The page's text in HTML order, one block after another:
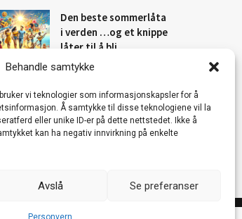
Behandle samtykke
vi teknologier som informasjonskapsler for å
Å samtykke til disse teknologiene vil la
eller unike ID-er på dette nettstedet. Ikke å
kan ha negativ innvirkning på enkelte
Avslå Se preferanser
Personvern
Den beste sommerlåta
i verden …og et knippe
låter til å bli
sommerglad av!
De mest svulstige
kjærlighetssangene –
NOENSINNE!